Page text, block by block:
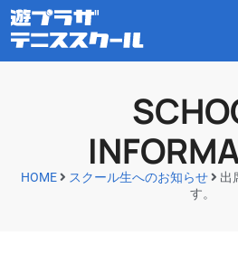
HOME スクール生へのお知らせ
出
す。